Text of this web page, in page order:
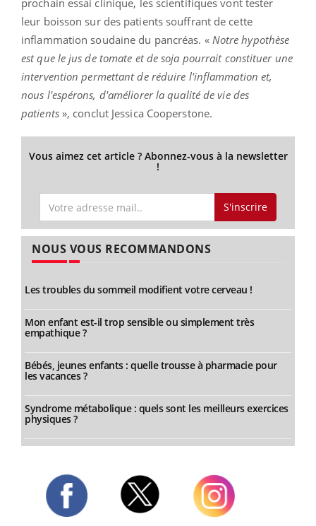
leur boisson sur des patients souffrant de cette
inflammation soudaine du pancréas. « Notre hypothèse
est que le jus de tomate et de soja pourrait constituer une
intervention permettant de réduire l'inflammation et,
nous l'espérons, d'améliorer la qualité de vie des
patients», conclut Jessica Cooperstone.
Vous aimez cet article ? Abonnez-vous à la newsletter
!
S'inscrire
NOUS VOUS RECOMMANDONS
Les troubles du sommeil modifient votre cerveau !
Mon enfant est-il trop sensible ou simplement très
empathique ?
Bébés, jeunes enfants : quelle trousse à pharmacie pour
les vacances ?
Syndrome métabolique : quels sont les meilleurs exercices
physiques ?